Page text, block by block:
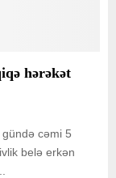
hərəkət
gündə cəmi 5
belə erkən